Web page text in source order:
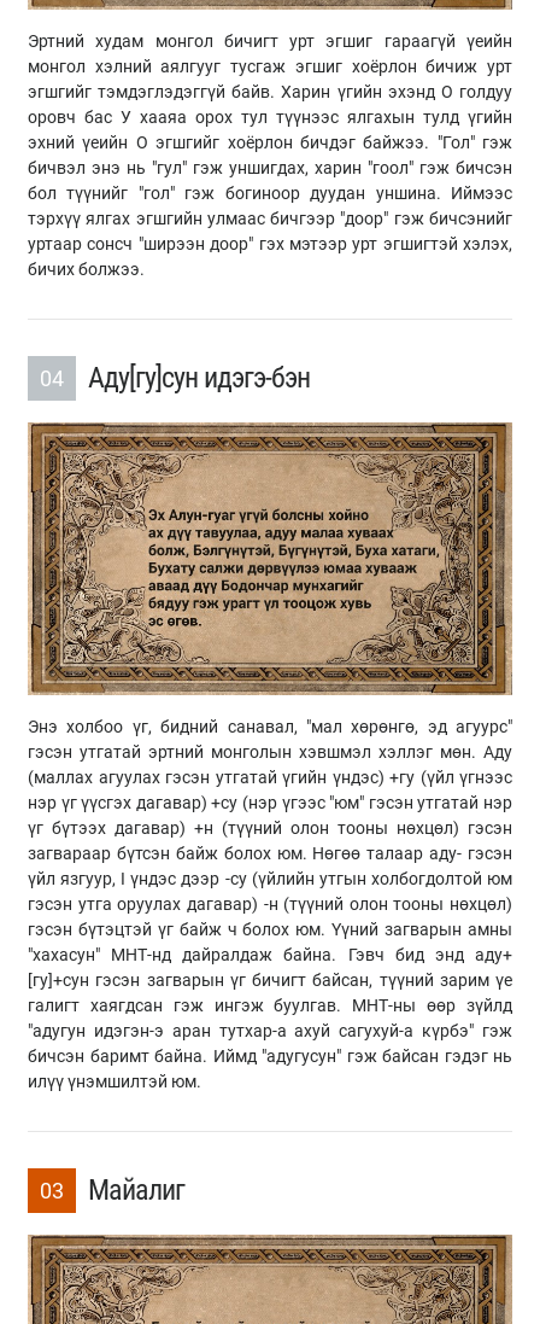
Эртний худам монгол бичигт урт эгшиг гараагүй үеийн
монгол хэлний аялгууг тусгаж эгшиг хоёрлон бичиж урт
эгшгийг тэмдэглэдэггүй байв. Харин үгийн эхэнд О голдуу
оровч бас У хааяа орох тул түүнээс ялгахын тулд үгийн
эхний үеийн О эгшгийг хоёрлон бичдэг байжээ. "Гол" гэж
бичвэл энэ нь "гул" гэж уншигдах, харин "гоол" гэж бичсэн
бол түүнийг "гол" гэж богиноор дуудан уншина. Иймээс
тэрхүү ялгах эгшгийн улмаас бичгээр "доор" гэж бичсэнийг
уртаар сонсч "ширээн доор" гэх мэтээр урт эгшигтэй хэлэх,
бичих болжээ.
04 Аду[гу]сун идэгэ-бэн
Энэ холбоо үг, бидний санавал, "мал хөрөнгө, эд агуурс"
гэсэн утгатай эртний монголын хэвшмэл хэллэг мөн. Аду
(маллах агуулах гэсэн утгатай үгийн үндэс) +гу (үйл үгнээс
нэр үг үүсгэх дагавар) +су (нэр үгээс "юм" гэсэн утгатай нэр
үг бүтээх дагавар) +н (түүний олон тооны нөхцөл) гэсэн
загвараар бүтсэн байж болох юм. Нөгөө талаар аду- гэсэн
үйл язгуур, I үндэс дээр -су (үйлийн утгын холбогдолтой юм
гэсэн утга оруулах дагавар) -н (түүний олон тооны нөхцөл)
гэсэн бүтэцтэй үг байж ч болох юм. Үүний загварын амны
"хахасун" МНТ-нд дайралдаж байна. Гэвч бид энд аду+
[гу]+сун гэсэн загварын үг бичигт байсан, түүний зарим үе
галигт хаягдсан гэж ингэж буулгав. МНТ-ны өөр зүйлд
"адугун идэгэн-э аран тутхар-а ахуй сагухуй-а күрбэ" гэж
бичсэн баримт байна. Иймд "адугусун" гэж байсан гэдэг нь
илүү үнэмшилтэй юм.
03 Майалиг